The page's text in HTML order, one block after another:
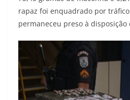
rapaz foi enquadrado por
permaneceu preso à disposição